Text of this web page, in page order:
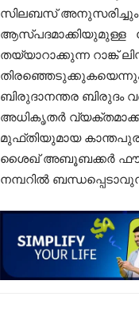
സിലബസ് അനുസരിച്ചും
ആസ്പദമാക്കിയുമുള്ള
തയ്യാറാക്കുന്ന റാങ്ക്
തിരഞ്ഞെടുക്കുകയെന്നും
ബിരുദാനന്തര
അധികൃതർ
മുഫ്തിയുമായ
ശൈഖ് അബൂബക്കർ
നമ്പറിൽ